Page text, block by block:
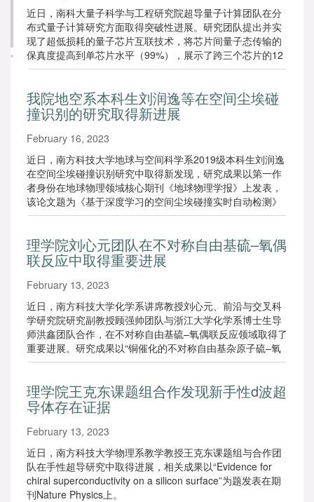
近日，南科大量子科学与工程研究院超导量子计算团队在分
布式量子计算研究方面取得突破性进展。研究团队提出并实
现了超低损耗的量子芯片互联技术，将芯片间量子态传输的
保真度提高到单芯片水平（99%），展示了跨三个芯片的12
比特最大纠缠态，奠定了大规模、可扩展分布式量子计算网
我院地空系本科生刘润逸等在空间尘埃碰
撞识别的研究取得新进展
February 16, 2023
近日，南方科技大学地球与空间科学系2019级本科生刘润逸
在空间尘埃碰撞识别研究中取得新发现，研究成果以第一作
者身份在地球物理领域核心期刊《地球物理学报》上发表，
该论文题为《基于深度学习的空间尘埃碰撞实时自动检测》
（Real-time automatic detection of signals triggered by
度学习识别尘埃事件的最新研究成果。
理学院刘心元团队在不对称自由基硫–氧偶
联反应中取得重要进展
February 13, 2023
近日，南方科技大学化学系讲席教授刘心元、前沿与交叉科
学研究院研究副教授顾强帅团队与浙江大学化学系博士生导
师洪鑫团队合作，在不对称自由基硫–氧偶联反应领域取得了
重要进展。研究成果以“铜催化的不对称自由基杂原子硫–氧
偶联反应（Cu-catalysed enantioselective radical
学》（Nature Chemistry）上发表。
理学院王克东课题组合作发现新手性d波超
导体存在证据
February 13, 2023
近日，南方科技大学物理系教学教授王克东课题组与合作团
队在手性超导研究中取得进展，相关成果以“Evidence for
chiral superconductivity on a silicon surface”为题发表在期
刊Nature Physics上。